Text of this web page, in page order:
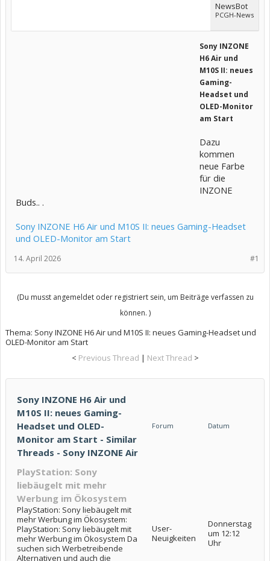
NewsBot
PCGH-News
Sony INZONE
H6 Air und
M10S II: neues
Gaming-
Headset und
OLED-Monitor
am Start
Dazu
kommen
neue Farbe
für die
INZONE
Buds.. .
Sony INZONE H6 Air und M10S II: neues Gaming-Headset
und OLED-Monitor am Start
#1
14. April 2026
(Du musst angemeldet oder registriert sein, um Beiträge verfassen zu
können. )
Thema: Sony INZONE H6 Air und M10S II: neues Gaming-Headset und
OLED-Monitor am Start
< Previous Thread | Next Thread >
Sony INZONE H6 Air und
M10S II: neues Gaming-
Headset und OLED-
Monitor am Start - Similar
Threads - Sony INZONE Air
Forum Datum
PlayStation: Sony
liebäugelt mit mehr
Werbung im Ökosystem
PlayStation: Sony liebäugelt mit
mehr Werbung im Ökosystem:
PlayStation: Sony liebäugelt mit
mehr Werbung im Ökosystem Da
suchen sich Werbetreibende
Alternativen und auch die
User-
Neuigkeiten
Donnerstag
um 12:12
Uhr